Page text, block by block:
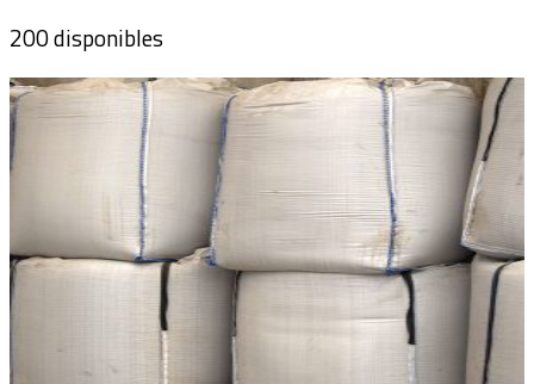
200 disponibles